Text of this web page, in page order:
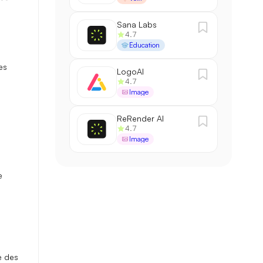
des
Sana Labs
4.7
Éducation
LogoAI
4.7
Image
ReRender AI
4.7
Image